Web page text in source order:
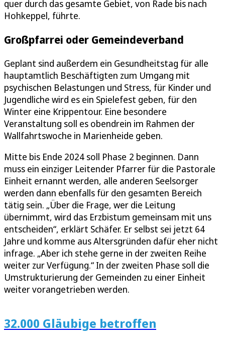
quer durch das gesamte Gebiet, von Rade bis nach
Hohkeppel, führte.
Großpfarrei oder Gemeindeverband
Geplant sind außerdem ein Gesundheitstag für alle
hauptamtlich Beschäftigten zum Umgang mit
psychischen Belastungen und Stress, für Kinder und
Jugendliche wird es ein Spielefest geben, für den
Winter eine Krippentour. Eine besondere
Veranstaltung soll es obendrein im Rahmen der
Wallfahrtswoche in Marienheide geben.
Mitte bis Ende 2024 soll Phase 2 beginnen. Dann
muss ein einziger Leitender Pfarrer für die Pastorale
Einheit ernannt werden, alle anderen Seelsorger
werden dann ebenfalls für den gesamten Bereich
tätig sein. „Über die Frage, wer die Leitung
übernimmt, wird das Erzbistum gemeinsam mit uns
entscheiden“, erklärt Schäfer. Er selbst sei jetzt 64
Jahre und komme aus Altersgründen dafür eher nicht
infrage. „Aber ich stehe gerne in der zweiten Reihe
weiter zur Verfügung.“ In der zweiten Phase soll die
Umstrukturierung der Gemeinden zu einer Einheit
weiter vorangetrieben werden.
32.000 Gläubige betroffen